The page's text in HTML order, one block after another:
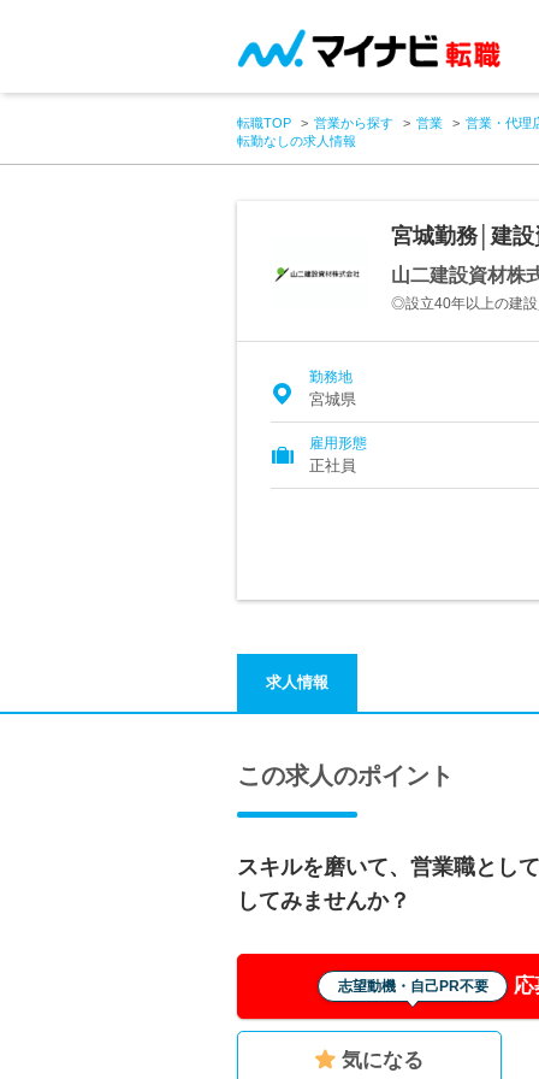
転職TOP 営業から探す 営業
営業・代理
転勤なしの求人情報
宮城勤務│建
山二建設資材株
◎設立40年以上の建
勤務地
宮城県
雇用形態
正社員
求人情報
この求人のポイント
スキルを磨いて、営業職とし
してみませんか？
志望動機・自己PR不要
気になる